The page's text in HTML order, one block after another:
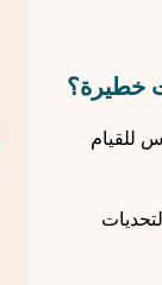
خطيرة؟
للقيام